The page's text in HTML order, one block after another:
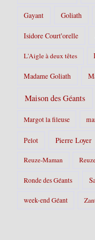
Gayant Goliath
Isidore Court'orelle
L'Aigle à deux têtes
Madame Goliath
Maison des Géants
Margot la fileuse
Pelot Pierre Loyer
Reuze-Maman
Ronde des Géants
week-end Géant